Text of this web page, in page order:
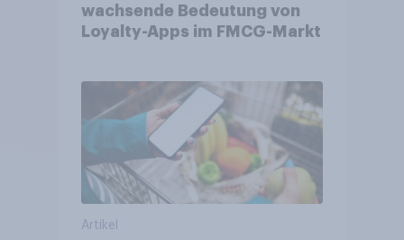
wachsende Bedeutung von
Loyalty-Apps im FMCG-Markt
Artikel